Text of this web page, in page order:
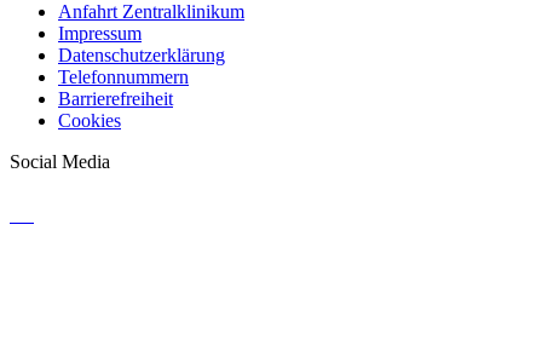
Anfahrt Zentralklinikum
Impressum
Datenschutzerklärung
Telefonnummern
Barrierefreiheit
Cookies
Social Media